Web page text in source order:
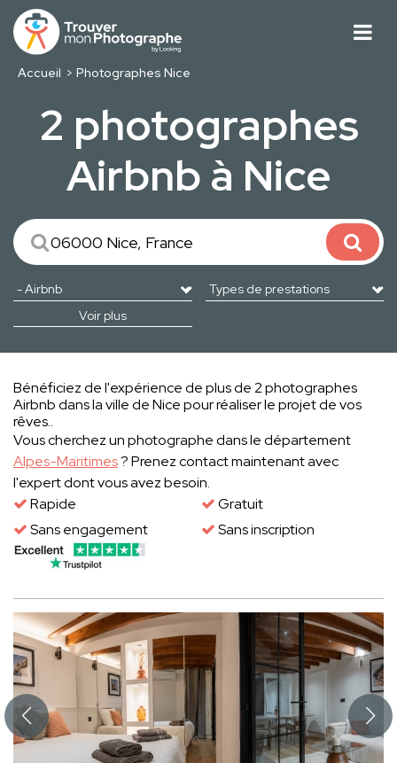
Accueil Photographes Nice
2 photographes
Airbnb à Nice
Voir plus
Bénéficiez de l'expérience de plus de 2 photographes
Airbnb dans la ville de Nice pour réaliser le projet de vos
rêves..
Vous cherchez un photographe dans le département
Alpes-Maritimes? Prenez contact maintenant avec
l'expert dont vous avez besoin.
Rapide
Gratuit
Sans engagement
Sans inscription